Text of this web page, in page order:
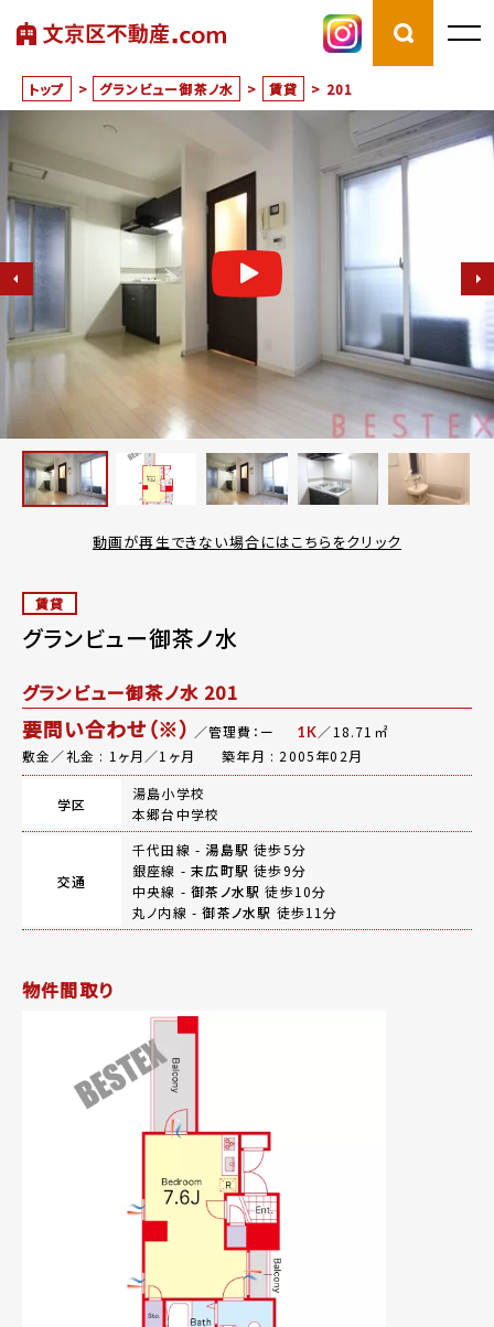
トップ > グランビュー御茶ノ水 > 賃貸 > 201
動画が再生できない場合にはこちらをクリック
賃貸
グランビュー御茶ノ水
グランビュー御茶ノ水 201
要問い合わせ（※） ／管理費：ー 1K／18.71㎡
敷金／礼金 : 1ヶ月／1ヶ月
築年月 : 2005年02月
学区
湯島小学校
本郷台中学校
交通
千代田線 - 湯島駅 徒歩5分
銀座線 -末広町駅 徒歩9分
中央線 -御茶ノ水駅 徒歩10分
丸ノ内線 -御茶ノ水駅 徒歩11分
物件間取り